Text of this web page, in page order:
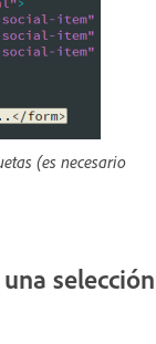
(es necesario
selección